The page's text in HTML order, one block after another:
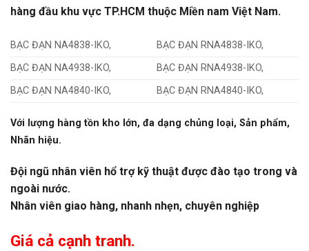
hàng đầu khu vực TP.HCM thuộc Miền nam Việt Nam.
BẠC ĐẠN NA4838-IKO,
BẠC ĐẠN RNA4838-IKO,
BẠC ĐẠN NA4938-IKO,
BẠC ĐẠN RNA4938-IKO,
BẠC ĐẠN NA4840-IKO,
BẠC ĐẠN RNA4840-IKO,
Với lượng hàng tồn kho lớn, đa dạng chủng loại, Sản phẩm,
Nhãn hiệu.
Đội ngũ nhân viên hổ trợ kỹ thuật được đào tạo trong và
ngoài nước.
Nhân viên giao hàng, nhanh nhẹn, chuyên nghiệp
Giá cả cạnh tranh.